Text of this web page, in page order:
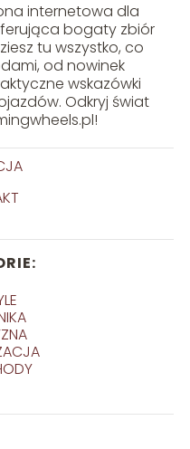
internetowa dla
bogaty zbiór
tu wszystko, co
od nowinek
wskazówki
Odkryj świat